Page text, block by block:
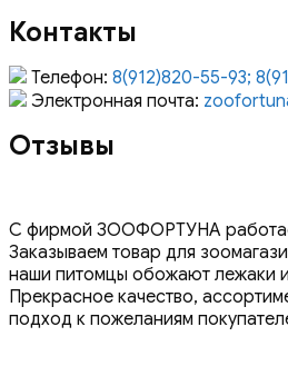
Контакты
Телефон: 8(912)820-55-93;
Электронная почта:
Отзывы
С фирмой ЗООФОРТУНА
Заказываем товар для
наши питомцы обожают лежаки
Прекрасное качество,
подход к пожеланиям